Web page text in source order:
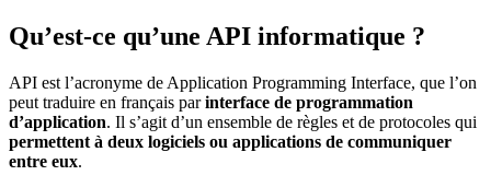
Qu’est-ce qu’une API informatique ?
API est l’acronyme de Application Programming Interface, que l’on
peut traduire en français parinterface de programmation
d’application. Il s’agit d’un ensemble de règles et de protocoles qui
permettent à deux logiciels ou applications de communiquer
entre eux.